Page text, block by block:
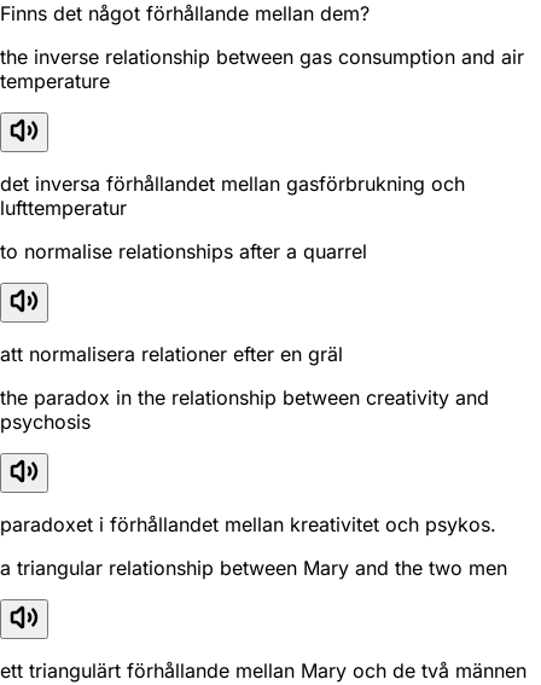
Finns det något förhållande mellan dem?
the inverse relationship between gas consumption and air
temperature
det inversa förhållandet mellan gasförbrukning och
lufttemperatur
to normalise relationships after a quarrel
att normalisera relationer efter en gräl
the paradox in the relationship between creativity and
psychosis
paradoxet i förhållandet mellan kreativitet och psykos.
a triangular relationship between Mary and the two men
ett triangulärt förhållande mellan Mary och de två männen